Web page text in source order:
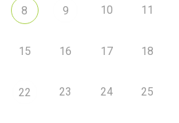
8 9 10 11
15 16 17 18
22 23 24 25